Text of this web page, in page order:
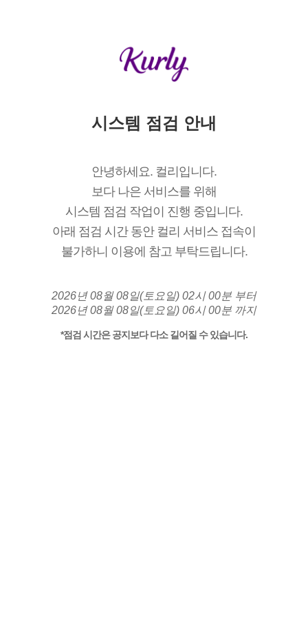
시스템 점검 안내
안녕하세요. 컬리입니다.
보다 나은 서비스를 위해
시스템 점검 작업이 진행 중입니다.
아래 점검 시간 동안 컬리 서비스 접속이
불가하니 이용에 참고 부탁드립니다.
2026년 08월 08일(토요일) 02시 00분 부터
2026년 08월 08일(토요일) 06시 00분 까지
*점검 시간은 공지보다 다소 길어질 수 있습니다.